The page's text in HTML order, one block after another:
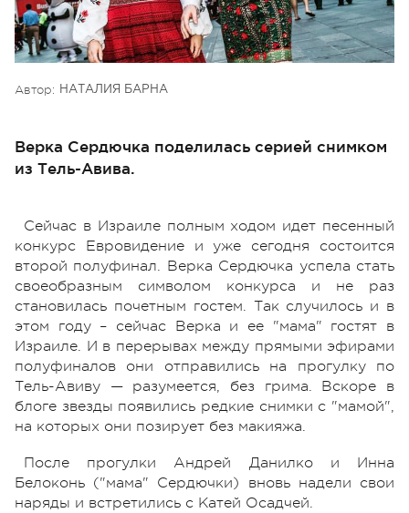
Автор: НАТАЛИЯ БАРНА
Верка Сердючка поделилась серией снимком
из Тель-Авива.
Сейчас в Израиле полным ходом идет песенный
конкурс Евровидение и уже сегодня состоится
второй полуфинал. Верка Сердючка успела стать
своеобразным символом конкурса и не раз
становилась почетным гостем. Так случилось и в
этом году – сейчас Верка и ее "мама" гостят в
Израиле. И в перерывах между прямыми эфирами
полуфиналов они отправились на прогулку по
Тель-Авиву — разумеется, без грима. Вскоре в
блоге звезды появились редкие снимки с "мамой",
на которых они позирует без макияжа.
После прогулки Андрей Данилко и Инна
Белоконь ("мама" Сердючки) вновь надели свои
наряды и встретились с Катей Осадчей.